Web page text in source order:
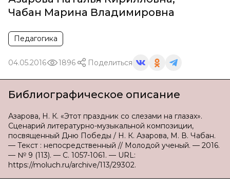
Чабан Марина Владимировна
Педагогика
04.05.2016 1896 Поделиться
Библиографическое описание
Азарова, Н. К. «Этот праздник со слезами на глазах».
Сценарий литературно-музыкальной композиции,
посвященный Дню Победы / Н. К. Азарова, М. В. Чабан.
— Текст : непосредственный // Молодой ученый. — 2016.
— № 9 (113). — С. 1057-1061. — URL:
https://moluch.ru/archive/113/29302.